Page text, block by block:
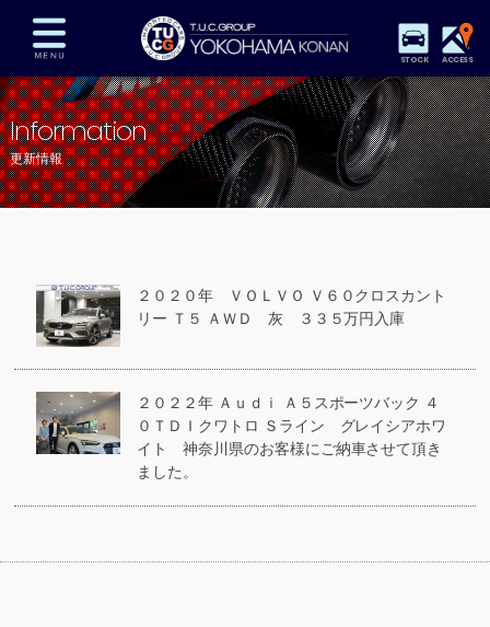
STOCK ACCESS
在庫車両情報 保証&サービス パーツリスト
TUCとは？ 店舗情報 アクセスマップ
全国納車 特別作業 注文販売
プライバシーポリシー スタッフblog 納車blog
Information
更新情報
２０２０年 ＶＯＬＶＯ Ｖ６０クロスカント
リー Ｔ５ ＡＷＤ 灰 ３３５万円入庫
２０２２年 Ａｕｄｉ Ａ５スポーツバック ４
０ＴＤＩクワトロ Ｓライン グレイシアホワ
イト 神奈川県のお客様にご納車させて頂き
ました。